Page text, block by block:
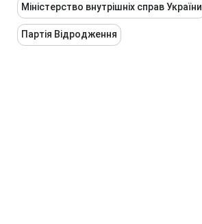
Міністерство внутрішніх справ України
Партія Відродження